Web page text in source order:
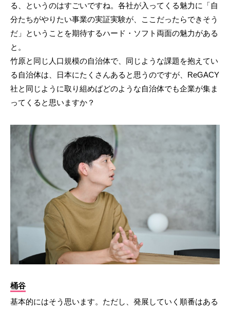
る、というのはすごいですね。各社が入ってくる魅力に「自
分たちがやりたい事業の実証実験が、ここだったらできそう
だ」ということを期待するハード・ソフト両面の魅力がある
と。
竹原と同じ人口規模の自治体で、同じような課題を抱えてい
る自治体は、日本にたくさんあると思うのですが、ReGACY
社と同じように取り組めばどのような自治体でも企業が集ま
ってくると思いますか？
桶谷
基本的にはそう思います。ただし、発展していく順番はある